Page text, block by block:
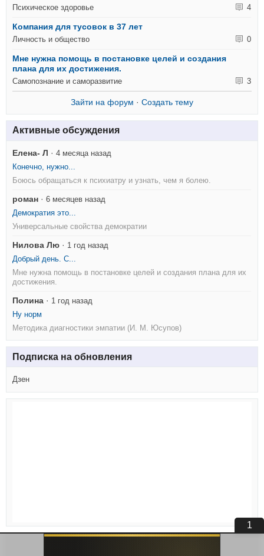
Психическое здоровье 4
Компания для тусовок в 37 лет
Личность и общество 0
Мне нужна помощь в постановке целей и создания
плана для их достижения.
Самопознание и саморазвитие 3
Зайти на форум · Создать тему
Активные обсуждения
Елена- Л ·4 месяца назад
Конечно, нужно...
Боюсь обращаться к психиатру и узнать, чем я болею.
роман ·6 месяцев назад
Демократия это...
Универсальные свойства демократии
Нилова Лю · 1 год назад
Добрый день. С...
Мне нужна помощь в постановке целей и создания плана для их
достижения.
Полина · 1 год назад
Ну норм
Методика диагностики эмпатии (И. М. Юсупов)
Подписка на обновления
Дзен